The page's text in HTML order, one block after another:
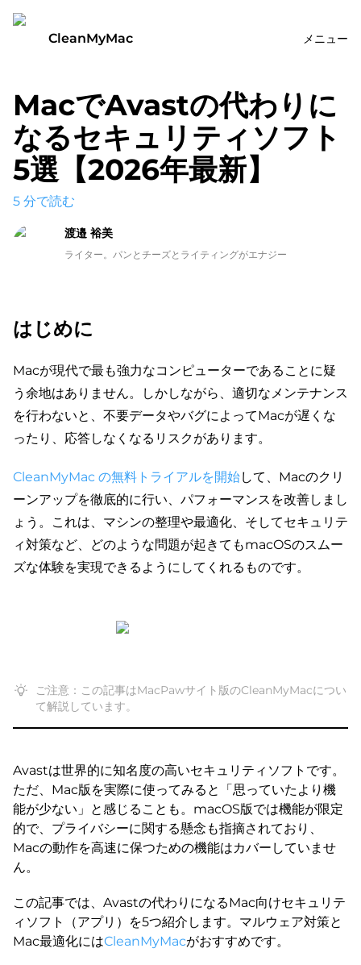
CleanMyMac メニュー
MacでAvastの代わりに
なるセキュリティソフト
5選【2026年最新】
5 分で読む
渡邉 裕美
ライター。パンとチーズとライティングがエナジー
はじめに
Macが現代で最も強力なコンピューターであることに疑
う余地はありません。しかしながら、適切なメンテナンス
を行わないと、不要データやバグによってMacが遅くな
ったり、応答しなくなるリスクがあります。
CleanMyMac の無料トライアルを開始して、Macのクリ
ーンアップを徹底的に行い、パフォーマンスを改善しまし
ょう。これは、マシンの整理や最適化、そしてセキュリテ
ィ対策など、どのような問題が起きてもmacOSのスムー
ズな体験を実現できるようにしてくれるものです。
ご注意：この記事はMacPawサイト版のCleanMyMacについ
て解説しています。
Avastは世界的に知名度の高いセキュリティソフトです。
ただ、Mac版を実際に使ってみると「思っていたより機
能が少ない」と感じることも。macOS版では機能が限定
的で、プライバシーに関する懸念も指摘されており、
Macの動作を高速に保つための機能はカバーしていませ
ん。
この記事では、Avastの代わりになるMac向けセキュリテ
ィソフト（アプリ）を5つ紹介します。マルウェア対策と
Mac最適化にはCleanMyMacがおすすめです。